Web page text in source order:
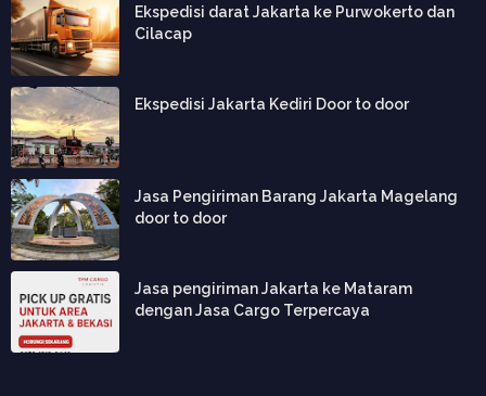
Ekspedisi darat Jakarta ke Purwokerto dan
Cilacap
Ekspedisi Jakarta Kediri Door to door
Jasa Pengiriman Barang Jakarta Magelang
door to door
Jasa pengiriman Jakarta ke Mataram
dengan Jasa Cargo Terpercaya